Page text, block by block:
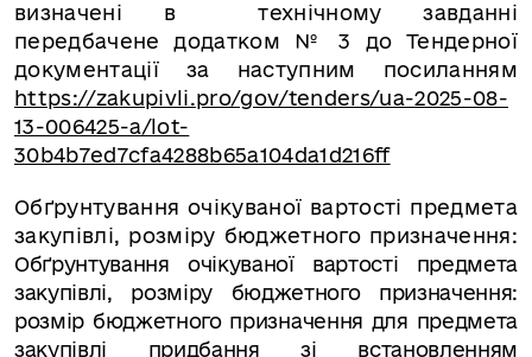
визначені в технічному завданні
передбачене додатком №3 до Тендерної
документації за наступним посиланням
https://zakupivli.pro/gov/tenders/ua-2025-08-
13-006425-a/lot-
30b4b7ed7cfa4288b65a104da1d216ff
Обґрунтування очікуваної вартості предмета
закупівлі, розміру бюджетного призначення:
Обґрунтування очікуваної вартості предмета
закупівлі, розміру бюджетного призначення:
розмір бюджетного призначення для предмета
закупівлі придбання зі встановленням